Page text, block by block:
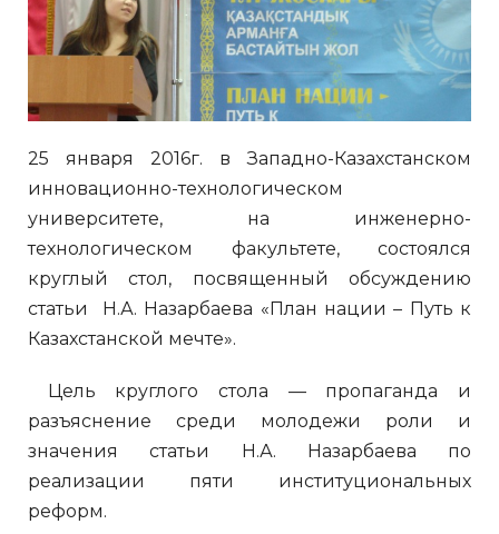
25 января 2016г. в Западно-Казахстанском
инновационно-технологическом
университете, на инженерно-
технологическом факультете, состоялся
круглый стол, посвященный обсуждению
статьи Н.А. Назарбаева «План нации – Путь к
Казахстанской мечте».
Цель круглого стола — пропаганда и
разъяснение среди молодежи роли и
значения статьи Н.А. Назарбаева по
реализации пяти институциональных
реформ.